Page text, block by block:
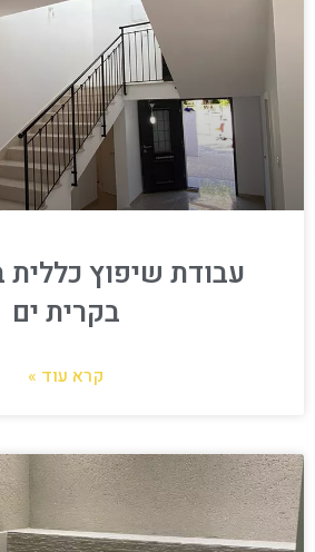
עבודת שיפוץ כללית
בקרית ים
קרא עוד »